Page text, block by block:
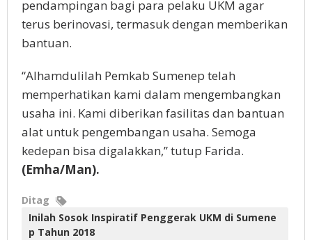
pendampingan bagi para pelaku UKM agar
terus berinovasi, termasuk dengan memberikan
bantuan.
“Alhamdulilah Pemkab Sumenep telah
memperhatikan kami dalam mengembangkan
usaha ini. Kami diberikan fasilitas dan bantuan
alat untuk pengembangan usaha. Semoga
kedepan bisa digalakkan,” tutup Farida.
(Emha/Man).
Ditag
Inilah Sosok Inspiratif Penggerak UKM di Sumene
p Tahun 2018